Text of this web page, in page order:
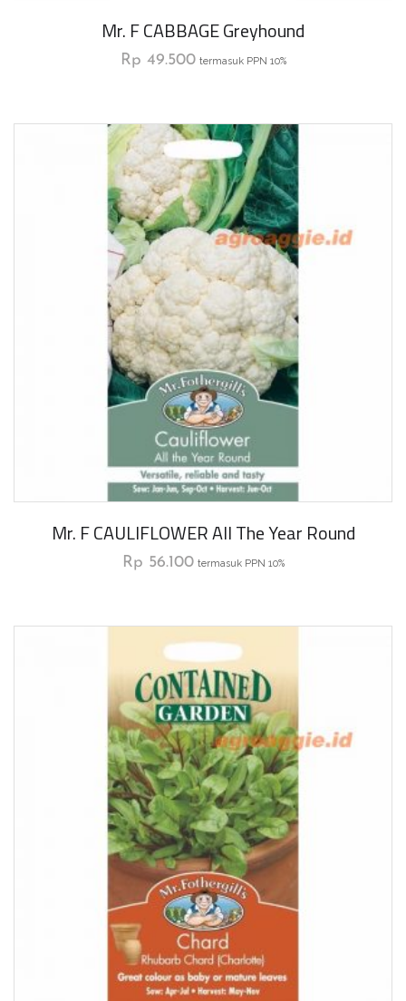
Mr. F CABBAGE Greyhound
Rp 49.500 termasuk PPN 10%
Mr. F CAULIFLOWER All The Year Round
Rp 56.100 termasuk PPN 10%